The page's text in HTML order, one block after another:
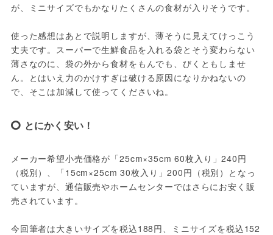
が、ミニサイズでもかなりたくさんの食材が入りそうです。
使った感想はあとで説明しますが、薄そうに見えてけっこう
丈夫です。スーパーで生鮮食品を入れる袋とそう変わらない
薄さなのに、袋の外から食材をもんでも、びくともしませ
ん。とはいえ力のかけすぎは破ける原因になりかねないの
で、そこは加減して使ってくださいね。
とにかく安い！
メーカー希望小売価格が「25cm×35cm 60枚入り」240円
（税別）、「15cm×25cm 30枚入り」200円（税別）となっ
ていますが、通信販売やホームセンターではさらにお安く販
売されています。
今回筆者は大きいサイズを税込188円、ミニサイズを税込152